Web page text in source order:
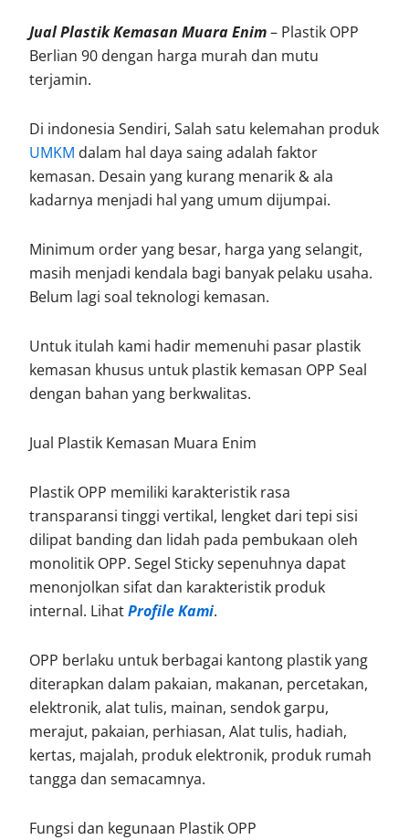
Jual Plastik Kemasan Muara Enim– Plastik OPP
Berlian 90 dengan harga murah dan mutu
terjamin.
Di indonesia Sendiri, Salah satu kelemahan produk
UMKM dalam hal daya saing adalah faktor
kemasan. Desain yang kurang menarik & ala
kadarnya menjadi hal yang umum dijumpai.
Minimum order yang besar, harga yang selangit,
masih menjadi kendala bagi banyak pelaku usaha.
Belum lagi soal teknologi kemasan.
Untuk itulah kami hadir memenuhi pasar plastik
kemasan khusus untuk plastik kemasan OPP Seal
dengan bahan yang berkwalitas.
Jual Plastik Kemasan Muara Enim
Plastik OPP memiliki karakteristik rasa
transparansi tinggi vertikal, lengket dari tepi sisi
dilipat banding dan lidah pada pembukaan oleh
monolitik OPP. Segel Sticky sepenuhnya dapat
menonjolkan sifat dan karakteristik produk
internal. LihatProfile Kami.
OPP berlaku untuk berbagai kantong plastik yang
diterapkan dalam pakaian, makanan, percetakan,
elektronik, alat tulis, mainan, sendok garpu,
merajut, pakaian, perhiasan, Alat tulis, hadiah,
kertas, majalah, produk elektronik, produk rumah
tangga dan semacamnya.
Fungsi dan kegunaan Plastik OPP